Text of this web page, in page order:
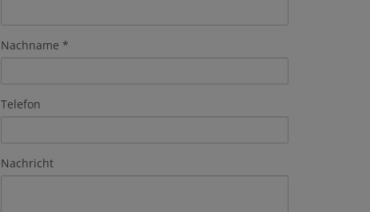
Nachname
Telefon
Nachricht